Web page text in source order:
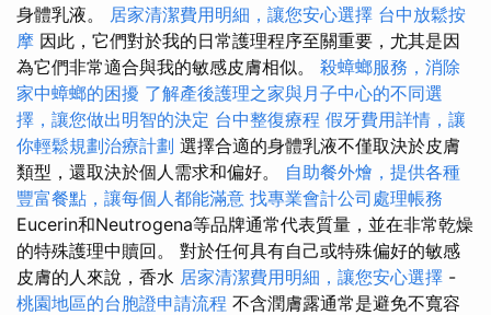
身體乳液。 居家清潔費用明細，讓您安心選擇 台中放鬆按
摩 因此，它們對於我的日常護理程序至關重要，尤其是因
為它們非常適合與我的敏感皮膚相似。 殺蟑螂服務，消除
家中蟑螂的困擾 了解產後護理之家與月子中心的不同選
擇，讓您做出明智的決定 台中整復療程 假牙費用詳情，讓
你輕鬆規劃治療計劃 選擇合適的身體乳液不僅取決於皮膚
類型，還取決於個人需求和偏好。 自助餐外燴，提供各種
豐富餐點，讓每個人都能滿意 找專業會計公司處理帳務
Eucerin和Neutrogena等品牌通常代表質量，並在非常乾燥
的特殊護理中贖回。 對於任何具有自己或特殊偏好的敏感
皮膚的人來說，香水 居家清潔費用明細，讓您安心選擇 -
桃園地區的台胞證申請流程 不含潤膚露通常是避免不寬容